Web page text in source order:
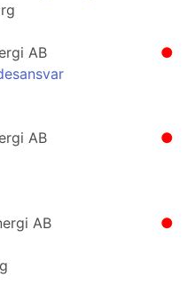
●
AB
●
AB
●
AB